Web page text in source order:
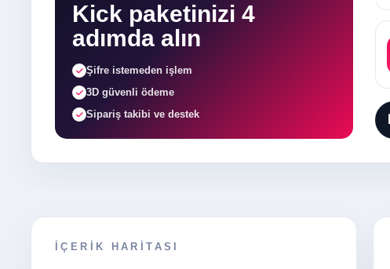
Kick paketinizi 4
adımda alın
Şifre istemeden işlem
3D güvenli ödeme
Sipariş takibi ve destek
İÇERIK HARITASI